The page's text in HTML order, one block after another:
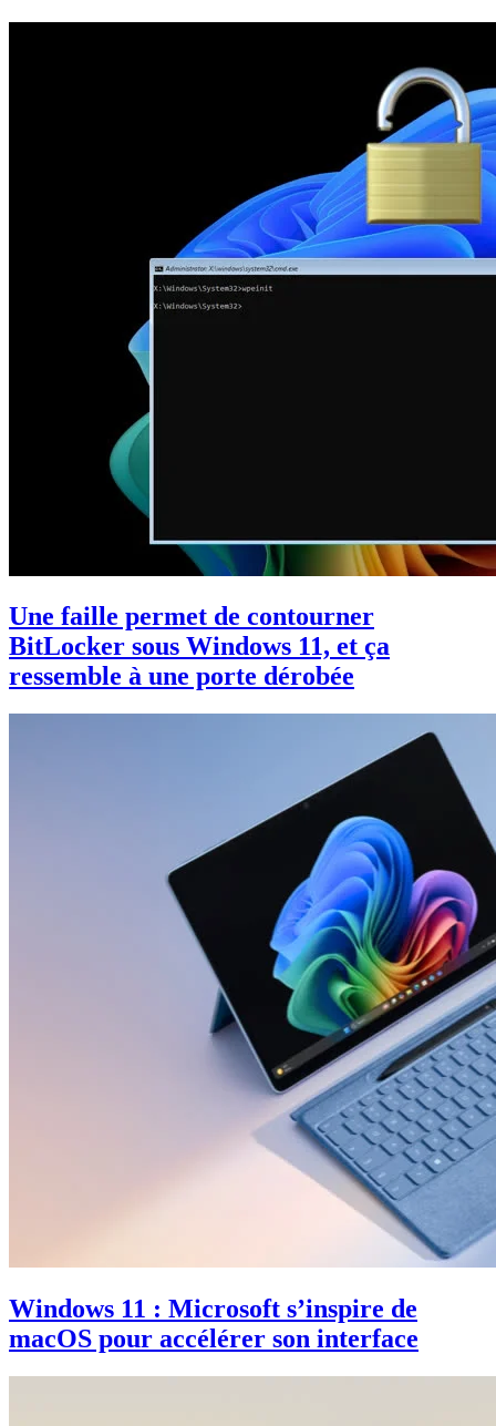
Une faille permet de contourner
BitLocker sous Windows 11, et ça
ressemble à une porte dérobée
Windows 11 : Microsoft s’inspire de
macOS pour accélérer son interface